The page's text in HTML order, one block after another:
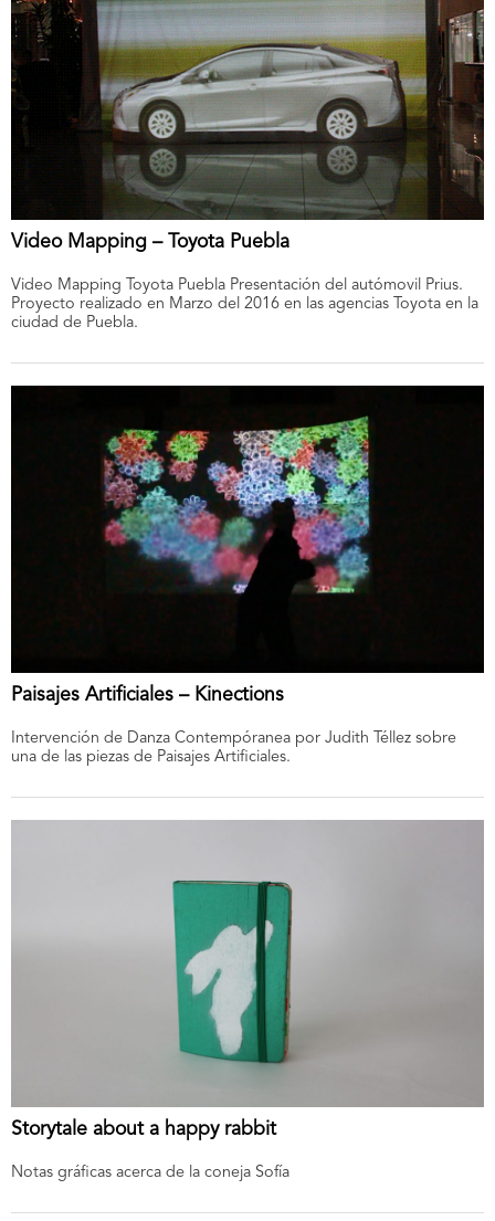
Video Mapping – Toyota Puebla
Video Mapping Toyota Puebla Presentación del autómovil Prius.
Proyecto realizado en Marzo del 2016 en las agencias Toyota en la
ciudad de Puebla.
Paisajes Artificiales – Kinections
Intervención de Danza Contempóranea por Judith Téllez sobre
una de las piezas de Paisajes Artificiales.
Storytale about a happy rabbit
Notas gráficas acerca de la coneja Sofía